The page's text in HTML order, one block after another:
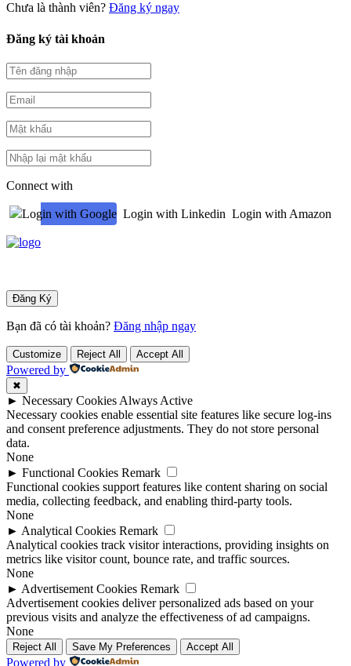
Chưa là thành viên? Đăng ký ngay
Đăng ký tài khoản
Connect with
Login with Google Login with Linkedin Login with Amazon
Bạn đã có tài khoản? Đăng nhập ngay
Customize Reject All Accept All
Powered by
✖
► Necessary Cookies Always Active
Necessary cookies enable essential site features like secure log-ins
and consent preference adjustments. They do not store personal
data.
None
► Functional Cookies Remark
Functional cookies support features like content sharing on social
media, collecting feedback, and enabling third-party tools.
None
► Analytical Cookies Remark
Analytical cookies track visitor interactions, providing insights on
metrics like visitor count, bounce rate, and traffic sources.
None
► Advertisement Cookies Remark
Advertisement cookies deliver personalized ads based on your
previous visits and analyze the effectiveness of ad campaigns.
None
Reject All Save My Preferences Accept All
Powered by